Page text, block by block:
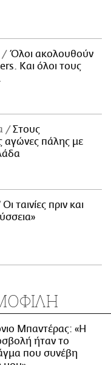
Όλοι ακολουθούν
Και όλοι τους
Στους
αγώνες πάλης με
Οι ταινίες πριν και
Μπαντέρας: «Η
ήταν το
που συνέβη